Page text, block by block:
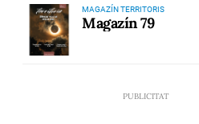
MAGAZÍN TERRITORIS
Magazín 79